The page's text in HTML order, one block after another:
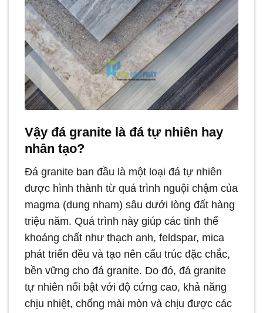
Vậy đá granite là đá tự nhiên hay
nhân tạo?
Đá granite ban đầu là một loại đá tự nhiên
được hình thành từ quá trình nguội chậm của
magma (dung nham) sâu dưới lòng đất hàng
triệu năm. Quá trình này giúp các tinh thể
khoáng chất như thạch anh, feldspar, mica
phát triển đều và tạo nên cấu trúc đặc chắc,
bền vững cho đá granite. Do đó, đá granite
tự nhiên nổi bật với độ cứng cao, khả năng
chịu nhiệt, chống mài mòn và chịu được các